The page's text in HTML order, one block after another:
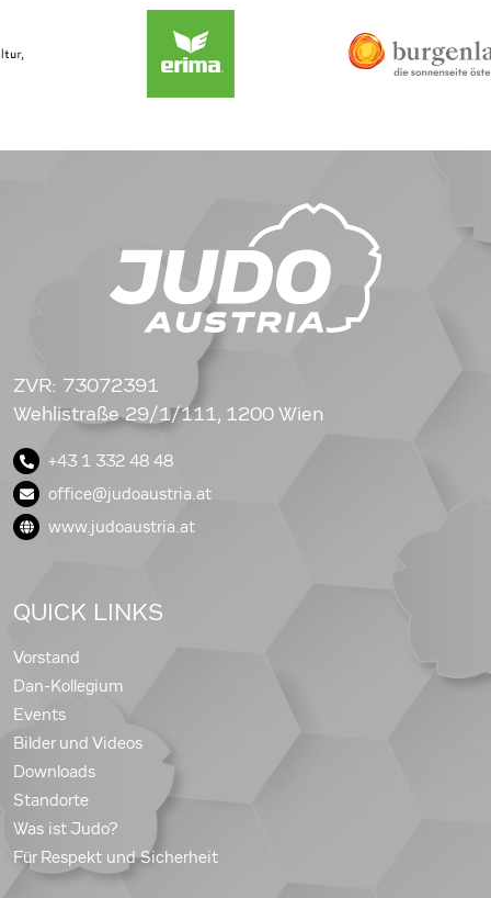
ZVR: 73072391
Wehlistraße 29/1/111, 1200 Wien
+43 1 332 48 48
office@judoaustria.at
www.judoaustria.at
QUICK LINKS
Vorstand
Dan-Kollegium
Events
Bilder und Videos
Downloads
Standorte
Was ist Judo?
Für Respekt und Sicherheit